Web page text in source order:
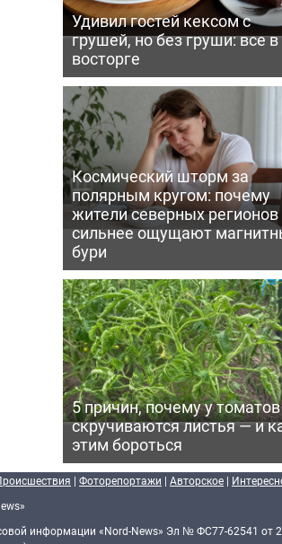
Удивил гостей кексом с
грушей, но без груши: все в
восторге
Космический шторм за
полярным кругом: почему
жители северных регионов
сильнее ощущают
бури
5 причин, почему у томатов
скручиваются листья — и
этим бороться
| Фоторепортажи | Авторское |
информации «Nord-News» Эл № ФС77-62541